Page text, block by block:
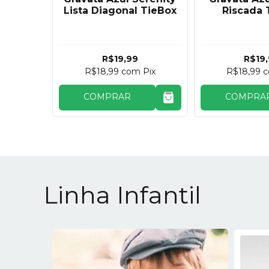
Lista Diagonal TieBox
R$19,99
R$18,99 com Pix
COMPRAR
Riscada
R$18,99
Linha Infantil
ESGOTADO